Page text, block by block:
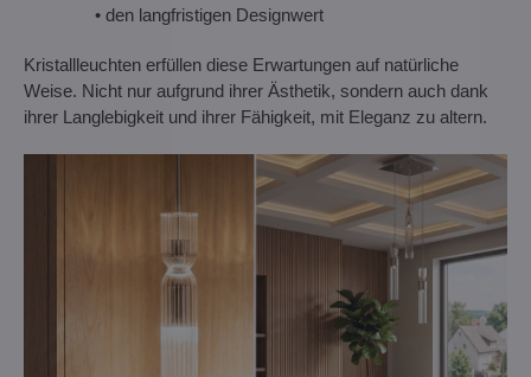
• den langfristigen Designwert
Kristallleuchten erfüllen diese Erwartungen auf natürliche
Weise. Nicht nur aufgrund ihrer Ästhetik, sondern auch dank
ihrer Langlebigkeit und ihrer Fähigkeit, mit Eleganz zu altern.